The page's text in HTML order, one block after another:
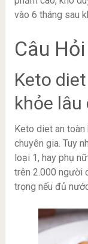
vào 6 tháng sau
Câu
Keto
khỏe lâu
Keto diet an
chuyên gia. Tuy
loại 1, hay phụ
trên 2.000 người
trọng nếu đủ